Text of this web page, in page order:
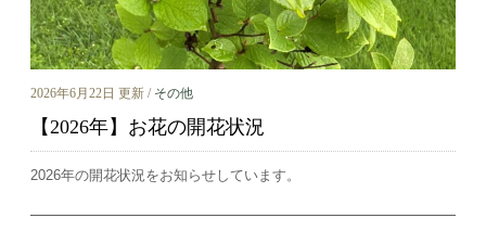
2026年6月22日 更新 / その他
【2026年】お花の開花状況
2026年の開花状況をお知らせしています。